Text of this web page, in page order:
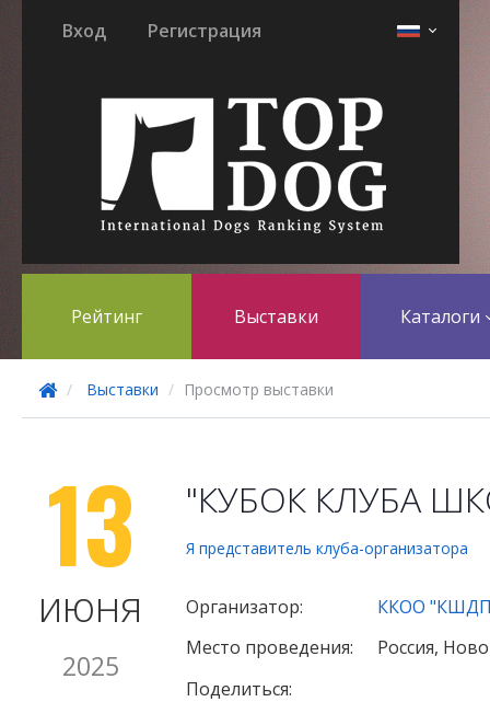
Вход Регистрация
Рейтинг Выставки Каталоги
Выставки Просмотр выставки
13
июня
2025
"КУБОК КЛУБА
Я представитель клуба-организатора
Организатор:
ККОО
Место проведения:
Россия,
Поделиться: